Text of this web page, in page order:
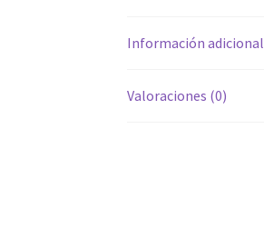
Información adicional
Valoraciones (0)